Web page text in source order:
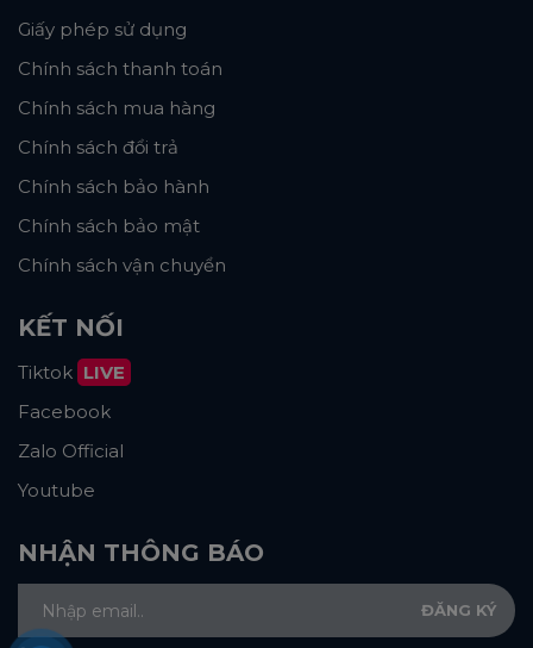
Giấy phép sử dụng
Chính sách thanh toán
Chính sách mua hàng
Chính sách đổi trả
Chính sách bảo hành
Chính sách bảo mật
Chính sách vận chuyển
KẾT NỐI
Tiktok LIVE
Facebook
Zalo Official
Youtube
NHẬN THÔNG BÁO